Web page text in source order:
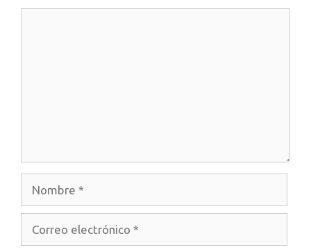
electrónico